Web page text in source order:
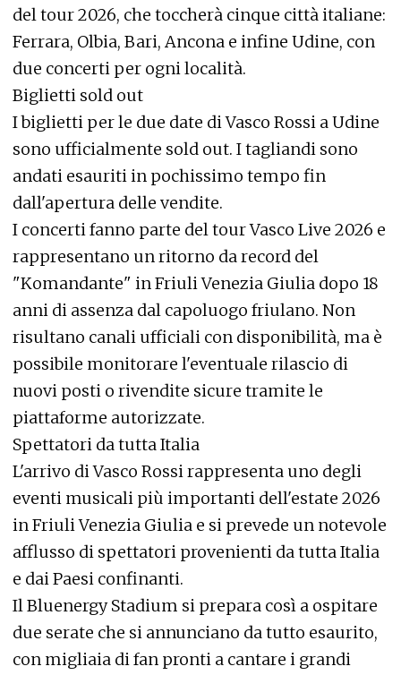
del tour 2026, che toccherà cinque città italiane:
Ferrara, Olbia, Bari, Ancona e infine Udine, con
due concerti per ogni località.
Biglietti sold out
I biglietti per le due date di Vasco Rossi a Udine
sono ufficialmente sold out. I tagliandi sono
andati esauriti in pochissimo tempo fin
dall'apertura delle vendite.
I concerti fanno parte del tour Vasco Live 2026 e
rappresentano un ritorno da record del
"Komandante" in Friuli Venezia Giulia dopo 18
anni di assenza dal capoluogo friulano. Non
risultano canali ufficiali con disponibilità, ma è
possibile monitorare l'eventuale rilascio di
nuovi posti o rivendite sicure tramite le
piattaforme autorizzate.
Spettatori da tutta Italia
L'arrivo di Vasco Rossi rappresenta uno degli
eventi musicali più importanti dell'estate 2026
in Friuli Venezia Giulia e si prevede un notevole
afflusso di spettatori provenienti da tutta Italia
e dai Paesi confinanti.
Il Bluenergy Stadium si prepara così a ospitare
due serate che si annunciano da tutto esaurito,
con migliaia di fan pronti a cantare i grandi